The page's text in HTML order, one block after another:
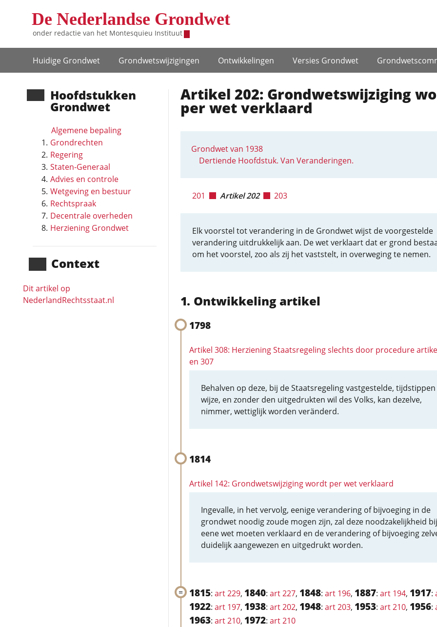
De Nederlandse Grondwet
onder redactie van het Montesquieu Instituut
Hoofdnavigatie
Huidige Grondwet Grondwets­wijzigingen Ontwikke­lingen Versies Grondwet
Hoofd­stukken
Grondwet
Algemene bepaling
Grondrechten
Regering
Staten-Generaal
Advies en controle
Wetgeving en bestuur
Rechtspraak
Decentrale overheden
Herziening Grondwet
Context
Dit artikel op
NederlandRechts­staat.nl
Artikel 202: Grondwetswijziging
per wet verklaard
Grondwet van 1938
Dertiende Hoofdstuk. Van Veranderingen.
201 Artikel 202 203
Elk voorstel tot verandering in de Grondwet wijst de voorgestelde
verandering uitdrukkelijk aan. De wet verklaart dat er grond
om het voorstel, zoo als zij het vaststelt, in overweging te nemen.
Ontwikkeling artikel
1798
Artikel 308: Herziening Staatsregeling slechts door procedure
en 307
Behalven op deze, bij de Staatsregeling vastgestelde, tijdstippen
wijze, en zonder den uitgedrukten wil des Volks, kan dezelve,
nimmer, wettiglijk worden veränderd.
1814
Artikel 142: Grondwetswijziging wordt per wet verklaard
Ingevalle, in het vervolg, eenige verandering of bijvoeging in de
grondwet noodig zoude mogen zijn, zal deze noodzakelijkheid bij
eene wet moeten verklaard en de verandering of bijvoeging
duidelijk aangewezen en uitgedrukt worden.
1815: art 229, 1840: art 227, 1848: art 196, 1887: art 194, 1917:
1922: art 197, 1938: art 202, 1948: art 203, 1953: art 210, 1956:
1963: art 210, 1972: art 210